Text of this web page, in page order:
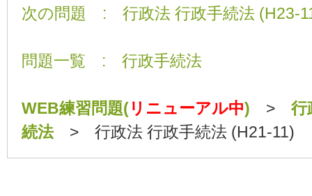
次の問題 : 行政法 行政手続法 (H23-
問題一覧 : 行政手続法
WEB練習問題(リニューアル中) > 行
続法> 行政法 行政手続法 (H21-11)